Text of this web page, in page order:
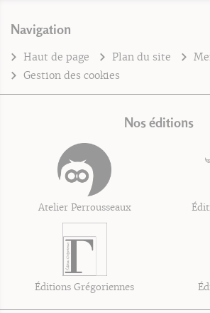
Navigation
Haut de page Plan du site
Gestion des cookies
Nos éditions
Atelier Perrousseaux
Éditions Grégoriennes